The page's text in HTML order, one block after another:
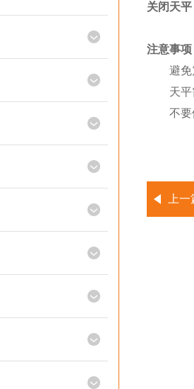
关闭天平
注意事项
避
天
不
上